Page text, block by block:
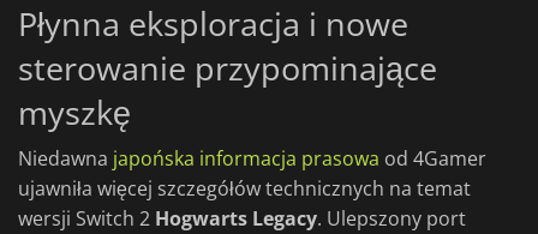
Płynna eksploracja i nowe
sterowanie przypominające
myszkę
Niedawna japońska informacja prasowa od 4Gamer
ujawniła więcej szczegółów technicznych na temat
wersji Switch 2 Hogwarts Legacy. Ulepszony port